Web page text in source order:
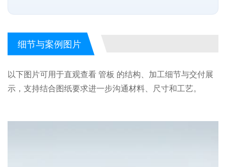
细节与案例图片
以下图片可用于直观查看 管板 的结构、加工细节与交付展
示，支持结合图纸要求进一步沟通材料、尺寸和工艺。